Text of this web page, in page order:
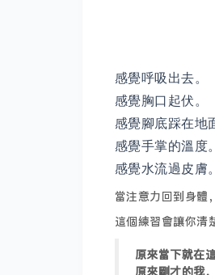
感覺呼吸出去。
感覺胸口起伏。
感覺腳底踩在地
感覺手掌的溫度。
感覺水流過皮膚。
當注意力回到身體
這個練習會讓你清
原來當下就在